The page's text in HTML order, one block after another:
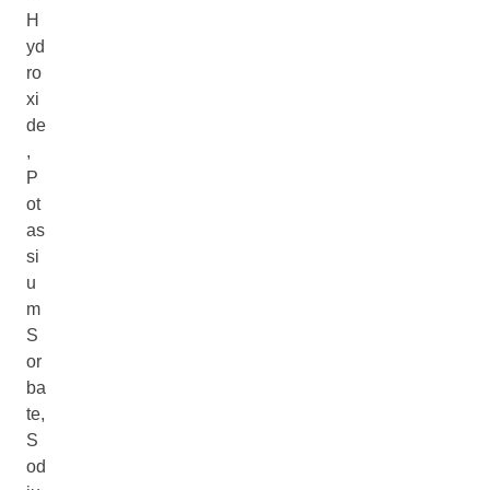
H
yd
ro
xi
de
,
P
ot
as
si
u
m
S
or
ba
te,
S
od